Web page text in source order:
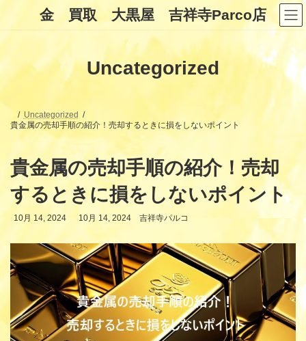
ン
キ
ッ
ー
に
移
金 買取 大黒屋 吉祥寺Parco店
Uncategorized
Uncategorized
貴金属の売却手順の紹介！売却するときに損をしないポイント
貴金属の売却手順の紹介！売却
するときに損をしないポイント
10月 14, 2024
最
新
日
時
:
10月 14, 2024 吉祥寺パルコ